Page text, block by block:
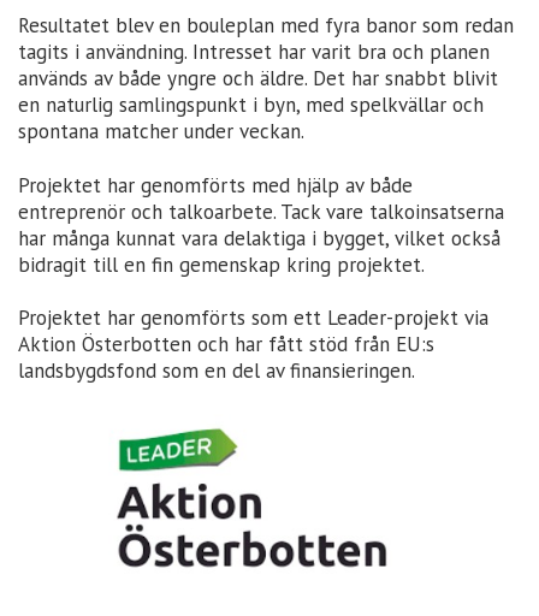
Resultatet blev en bouleplan med fyra banor som redan
tagits i användning. Intresset har varit bra och planen
används av både yngre och äldre. Det har snabbt blivit
en naturlig samlingspunkt i byn, med spelkvällar och
spontana matcher under veckan.
Projektet har genomförts med hjälp av både
entreprenör och talkoarbete. Tack vare talkoinsatserna
har många kunnat vara delaktiga i bygget, vilket också
bidragit till en fin gemenskap kring projektet.
Projektet har genomförts som ett Leader-projekt via
Aktion Österbotten och har fått stöd från EU:s
landsbygdsfond som en del av finansieringen.